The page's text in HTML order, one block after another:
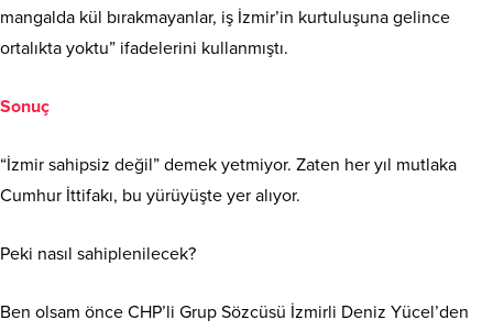
mangalda kül bırakmayanlar, iş İzmir’in kurtuluşuna gelince
ortalıkta yoktu” ifadelerini kullanmıştı.
Sonuç
“İzmir sahipsiz değil” demek yetmiyor. Zaten her yıl mutlaka
Cumhur İttifakı, bu yürüyüşte yer alıyor.
Peki nasıl sahiplenilecek?
Ben olsam önce CHP’li Grup Sözcüsü İzmirli Deniz Yücel’den